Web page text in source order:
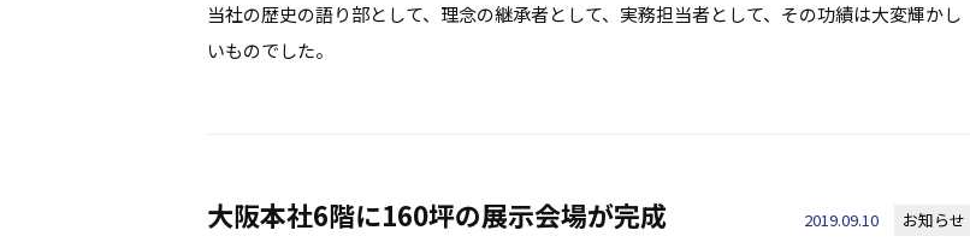
当社の歴史の語り部として、理念の継承者として、実務担当者として、その功績は大変輝かし
いものでした。
大阪本社6階に160坪の展示会場が完成 2019.09.10 お知らせ